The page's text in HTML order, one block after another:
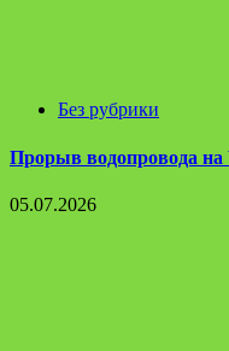
Без рубрики
Прорыв водопровода на
05.07.2026